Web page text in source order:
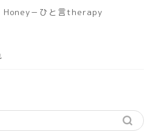
－ひと言therapy